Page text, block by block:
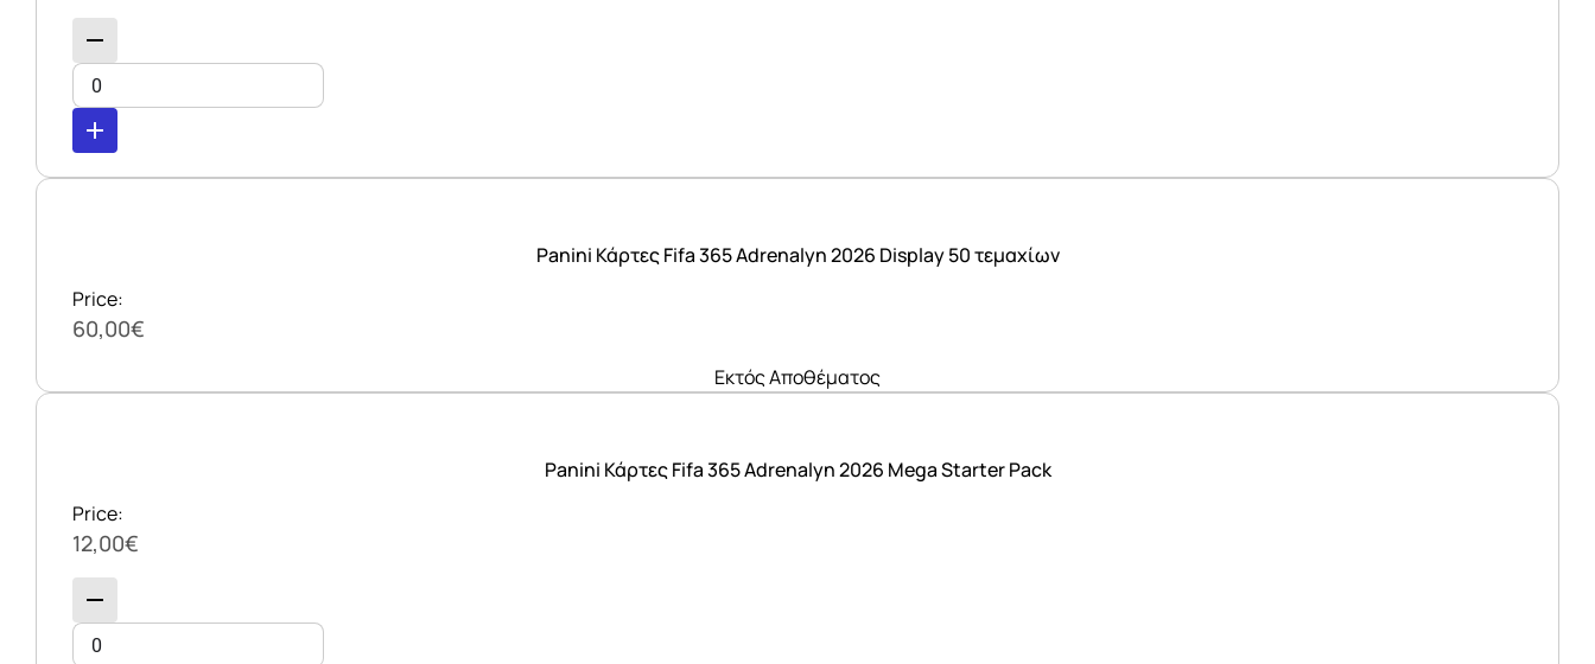
remove
add
Panini Κάρτες Fifa 365 Adrenalyn 2026 Display 50 τεμαχίων
Price:
60,00€
Εκτός Αποθέματος
Panini Κάρτες Fifa 365 Adrenalyn 2026 Mega Starter Pack
Price:
12,00€
remove